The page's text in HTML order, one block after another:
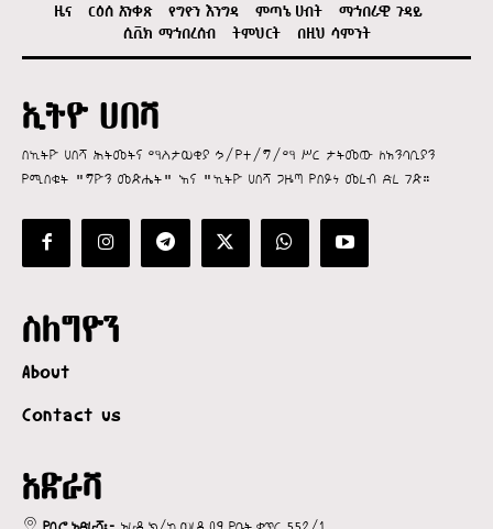
ዜና ርዕሰ አንቀጽ የግዮን እንግዳ ምጣኔ ሀብት
ማኅበራዊ ጉዳይ
ሲቪክ ማኅበረሰብ
ትምህርት በዚህ ሳምንት
ኢትዮ ሀበሻ
በኢትዮ ሀበሻ ሕትመትና ማስታወቂያ ኃ/የተ/ግ/ማ ሥር ታትመው ለአንባቢያን
የሚበቁት "ግዮን መጽሔት" እና "ኢትዮ ሀበሻ ጋዜጣ የበይነ መረብ ድረ ገጽ።
ስለግዮን
About
Contact us
አድራሻ